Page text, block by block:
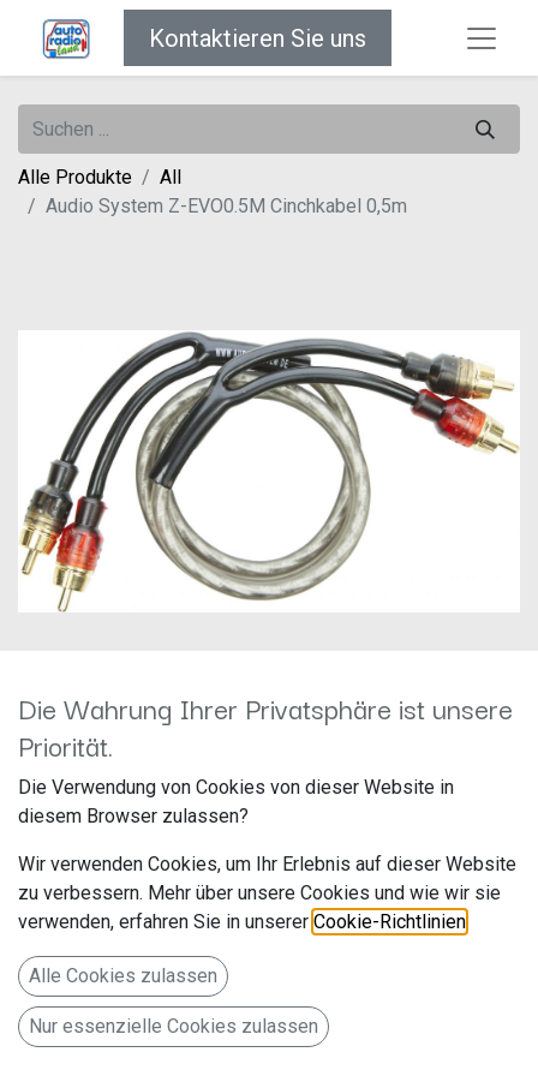
Kontaktieren Sie uns
Alle Produkte
All
Audio System Z-EVO0.5M Cinchkabel 0,5m
Audio System Z-EVO0.5M
Cinchkabel 0,5m
Hersteller: Audio System
Artikelnummer: Z-EVO0.5M
Audio System
76707 Hambrücken
Deutschland www.audio-system.de
Die Wahrung Ihrer Privatsphäre ist unsere
Priorität.
Die Verwendung von Cookies von dieser Website in
diesem Browser zulassen?
Wir verwenden Cookies, um Ihr Erlebnis auf dieser Website
zu verbessern. Mehr über unsere Cookies und wie wir sie
verwenden, erfahren Sie in unserer Cookie-Richtlinien
Alle Cookies zulassen
Nur essenzielle Cookies zulassen